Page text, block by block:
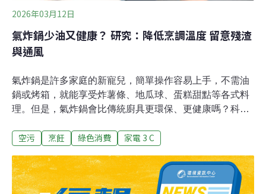
2026年03月12日
氣炸鍋少油又健康？ 研究：降低烹調溫度 留意殘渣
與通風
氣炸鍋是許多家庭的新寵兒，簡單操作容易上手，不需油
鍋或烤箱，就能享受炸薯條、地瓜球、蛋糕甜點等各式料
理。但是，氣炸鍋會比傳統廚具更環保、更健康嗎？科學
好，但須注意高溫烹調、累積髒污與通風等問題。用油少
熱量。只需少量的油，就能達到與傳統油炸相近的酥脆效
果，不僅降低食物熱量，也不犧牲口感。從空污角度來
空污 烹飪 綠色消費 家電 3 C